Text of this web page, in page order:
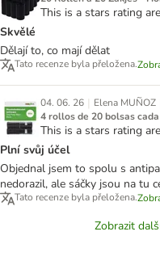
This is a stars rating
Skvělé
Dělají to, co mají dělat
Tato recenze byla přeložena.
04. 06. 26 | Elena MUÑOZ
4 rollos de 20 bolsas
This is a stars rating
Plní svůj účel
Objednal jsem to spolu s
nedorazil, ale sáčky jsou na tu
Tato recenze byla přeložena.
Zobrazit